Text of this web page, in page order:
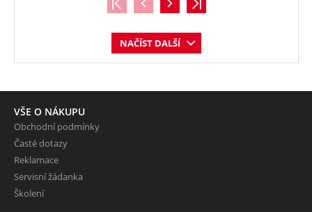
NAČÍST DALŠÍ
VŠE O NÁKUPU
Obchodní podmínky
Časté dotazy
Reklamace
Servisní žádanka
Školení